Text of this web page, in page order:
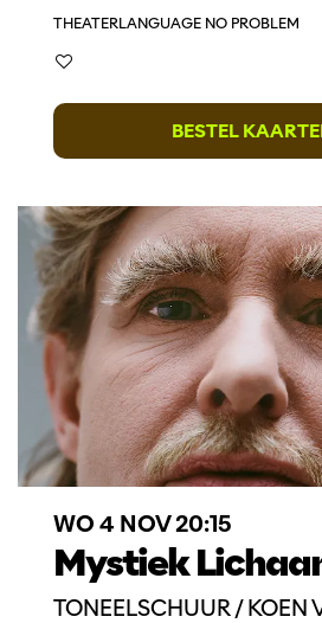
THEATERLANGUAGE NO PROBLEM
BESTEL
Mystiek
TONEELSCHUUR / KOEN
WO 4 NOV20:15